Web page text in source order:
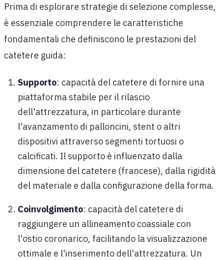
Prima di esplorare strategie di selezione complesse,
è essenziale comprendere le caratteristiche
fondamentali che definiscono le prestazioni del
catetere guida:
Supporto: capacità del catetere di fornire una
piattaforma stabile per il rilascio
dell'attrezzatura, in particolare durante
l'avanzamento di palloncini, stent o altri
dispositivi attraverso segmenti tortuosi o
calcificati. Il supporto è influenzato dalla
dimensione del catetere (francese), dalla rigidità
del materiale e dalla configurazione della forma.
Coinvolgimento: capacità del catetere di
raggiungere un allineamento coassiale con
l'ostio coronarico, facilitando la visualizzazione
ottimale e l'inserimento dell'attrezzatura. Un